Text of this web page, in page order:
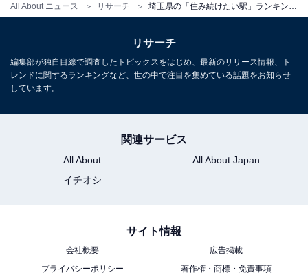
All About ニュース リサーチ
浦和区」、1位は？
埼玉県民が選ぶ「住みたい街」ランキング！ 2位「さい
たま市大宮区」、1位は？
リサーチ
編集部が独自目線で調査したトピックスをはじめ、最新のリリース情報、ト
レンドに関するランキングなど、世の中で注目を集めている話題をお知らせ
しています。
関連サービス
All About
All About Japan
イチオシ
サイト情報
会社概要
広告掲載
プライバシーポリシー
著作権・商標・免責事項